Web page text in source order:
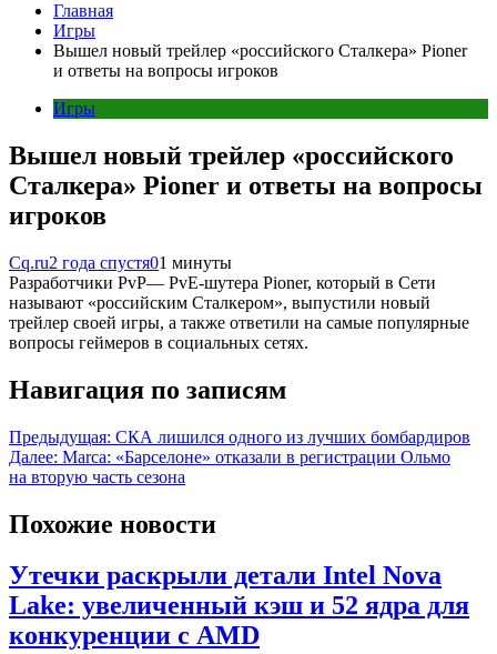
Главная
Игры
Вышел новый трейлер «российского Сталкера» Pioner
и ответы на вопросы игроков
Игры
Вышел новый трейлер «российского
Сталкера» Pioner и ответы на вопросы
игроков
Cq.ru2 года спустя01 минуты
Разработчики PvP— PvE-шутера Pioner, который в Сети
называют «российским Сталкером», выпустили новый
трейлер своей игры, а также ответили на самые популярные
вопросы геймеров в социальных сетях.
Навигация по записям
Предыдущая: СКА лишился одного из лучших бомбардиров
Далее: Marca: «Барселоне» отказали в регистрации Ольмо
на вторую часть сезона
Похожие новости
Утечки раскрыли детали Intel Nova
Lake: увеличенный кэш и 52 ядра для
конкуренции с AMD